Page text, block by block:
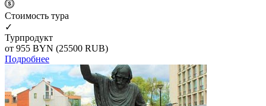
Cтоимость тура
✓
Турпродукт
от 955 BYN (25500 RUB)
Подробнее